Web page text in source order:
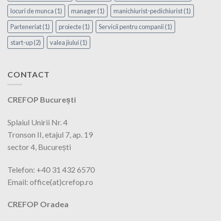
locuri de munca (1) manager(1) manichiurist-pedichiurist(1)
Parteneriat(1) proiecte(1) Servicii pentru companii(1)
start-up(2) valea jiului(1)
CONTACT
CREFOP București
Splaiul Unirii Nr. 4
Tronson II, etajul 7, ap. 19
sector 4, București
Telefon: +40 31 432 6570
Email: office(at)crefop.ro
CREFOP Oradea